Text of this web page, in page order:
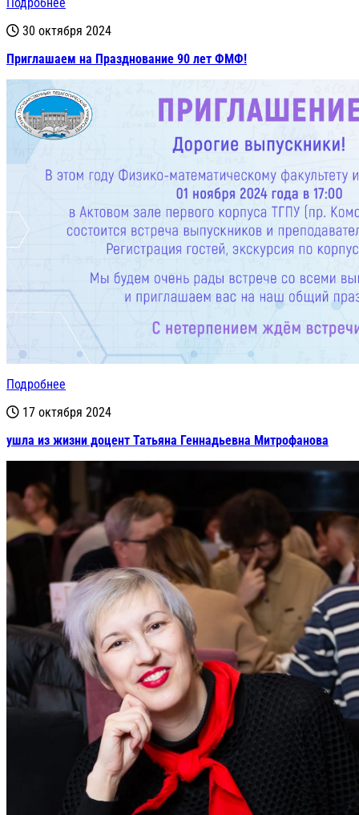
30 октября 2024
Приглашаем на Празднование 90 лет ФМФ!
Подробнее
17 октября 2024
ушла из жизни доцент Татьяна Геннадьевна Митрофанова